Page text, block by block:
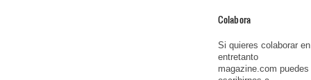
Colabora
Si quieres colaborar en
entretanto
magazine.com puedes